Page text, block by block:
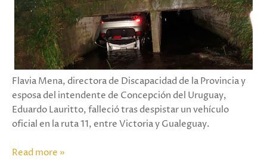
Flavia Mena, directora de Discapacidad de la Provincia y
esposa del intendente de Concepción del Uruguay,
Eduardo Lauritto, falleció tras despistar un vehículo
oficial en la ruta 11, entre Victoria y Gualeguay.
Read more »